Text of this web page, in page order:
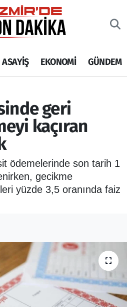
ASAYİŞ EKONOMİ GÜNDEM
geri
kaçıran
ödemelerinde son tarih 1
gecikme
yüzde 3,5 oranında faiz
Haritası